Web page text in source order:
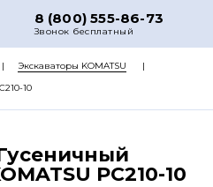
8 (800) 555-86-73
Звонок бесплатный
О НАС
ЗАПЧАСТЕЙ
Экскаваторы KOMATSU
10
PC210-10